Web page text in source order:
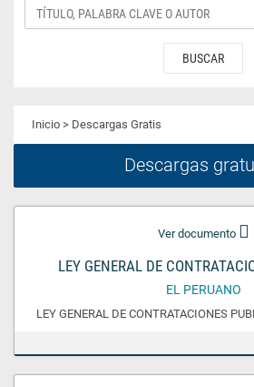
BUSCAR
Inicio > Descargas Gratis
Descargas
Ver documento
LEY GENERAL DE
EL PERUANO
LEY GENERAL DE CONTRATACIONES